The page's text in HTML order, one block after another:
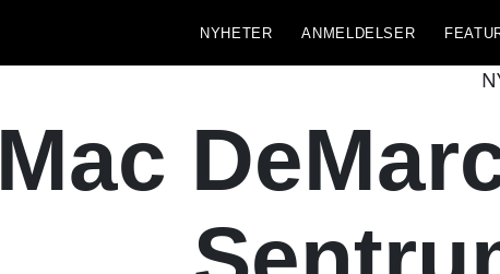
NYHETER ANMELDELSER
Mac